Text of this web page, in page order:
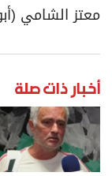
معتز الشامي
أخبار ذات صلة